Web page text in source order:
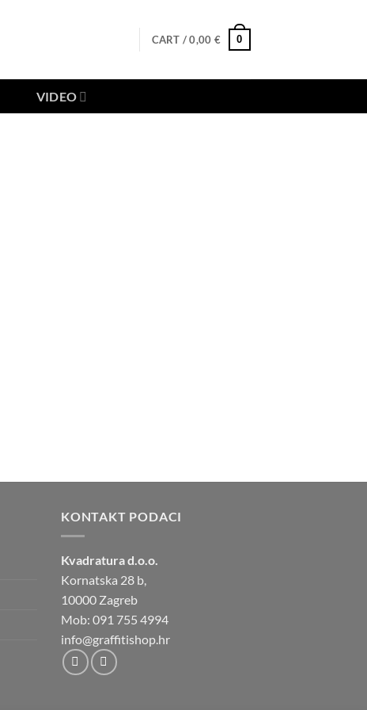
CART /0,00 € 0
VIDEO
KONTAKT PODACI
Kvadratura d.o.o.
Kornatska 28 b,
10000 Zagreb
Mob: 091 755 4994
info@graffitishop.hr